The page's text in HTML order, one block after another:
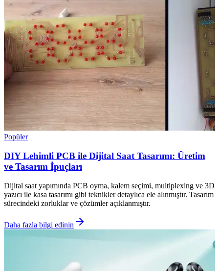
Popüler
DIY Lehimli PCB ile Dijital Saat Tasarımı: Üretim
ve Tasarım İpuçları
Dijital saat yapımında PCB oyma, kalem seçimi, multiplexing ve 3D
yazıcı ile kasa tasarımı gibi teknikler detaylıca ele alınmıştır. Tasarım
sürecindeki zorluklar ve çözümler açıklanmıştır.
Daha fazla bilgi edinin